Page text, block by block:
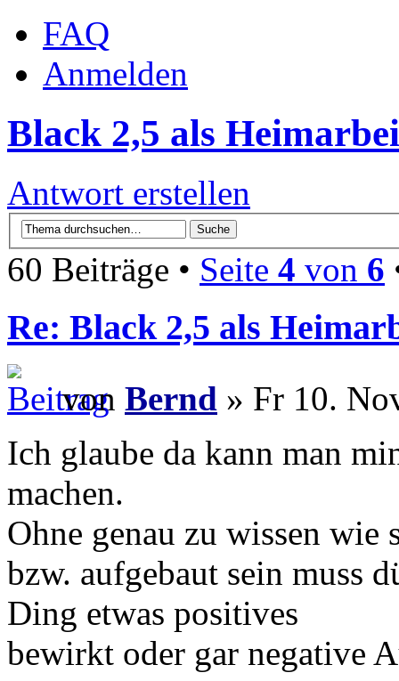
FAQ
Anmelden
Black 2,5 als
Antwort erstellen
60 Beiträge • Seite 4 von 6
Re: Black 2,5 als
von Bernd » Fr 10.
Ich glaube da kann man
machen.
Ohne genau zu wissen wie
bzw. aufgebaut sein muss
Ding etwas positives
bewirkt oder gar negative